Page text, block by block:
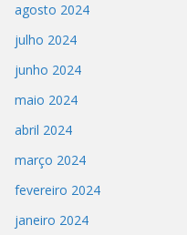
agosto 2024
julho 2024
junho 2024
maio 2024
abril 2024
março 2024
fevereiro 2024
janeiro 2024